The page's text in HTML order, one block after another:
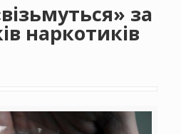
за
наркотиків